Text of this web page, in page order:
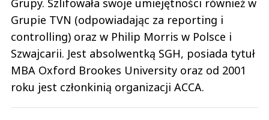
Grupy. Szlifowała swoje umiejętności również w
Grupie TVN (odpowiadając za reporting i
controlling) oraz w Philip Morris w Polsce i
Szwajcarii. Jest absolwentką SGH, posiada tytuł
MBA Oxford Brookes University oraz od 2001
roku jest członkinią organizacji ACCA.